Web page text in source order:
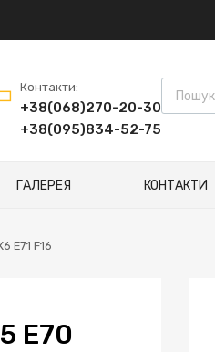
Контакти:
+38(068)270-20-30
+38(095)834-52-75
ГАЛЕРЕЯ КОНТАКТИ
E71 F16
E70